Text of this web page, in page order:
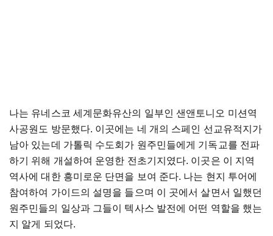
나는 유네스코 세계문화유산의 일부인 샌앤토니오 미션역
사공원도 방문했다. 이곳에는 네 개의 스페인 선교유적지가
남아 있는데 가톨릭 수도회가 원주민들에게 기독교를 전파
하기 위해 개설하여 운영한 전초기지였다. 이곳은 이 지역
역사에 대한 흥미로운 단면을 보여 준다. 나는 현지 투어에
참여하여 가이드의 설명을 들으며 이 곳에서 살면서 일했던
원주민들의 일상과 그들이 텍사스 발전에 어떤 역할을 했는
지 알게 되었다.